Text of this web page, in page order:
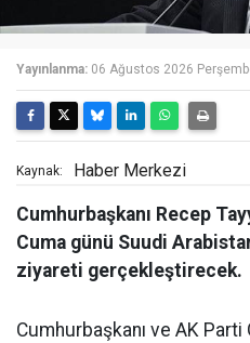
Yayınlanma: 06 Ağustos 2026
Kaynak: Haber Merkezi
Cumhurbaşkanı Recep
Cuma günü Suudi
ziyareti gerçekleştirecek.
Cumhurbaşkanı ve AK Parti